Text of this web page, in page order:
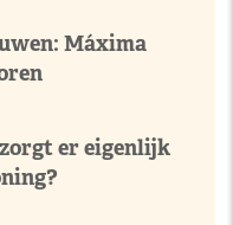
Máxima
er eigenlijk